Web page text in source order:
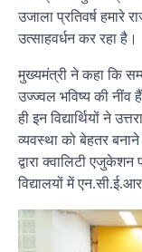
उजाला प्रतिवर्ष हमारे
उत्साहवर्धन कर रहा है।
मुख्यमंत्री ने कहा कि
उज्ज्वल भविष्य की नींव
ही इन विद्यार्थियों ने
व्यवस्था को बेहतर
द्वारा क्वालिटी
विद्यालयों में